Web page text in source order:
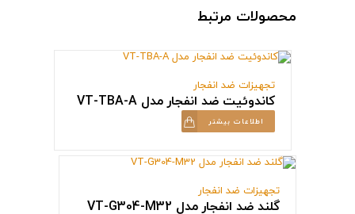
محصولات مرتبط
تجهیزات ضد انفجار
کاندوئیت ضد انفجار مدل VT-TBA-A
اطلاعات بیشتر
تجهیزات ضد انفجار
گلند ضد انفجار مدل VT-G304-M32